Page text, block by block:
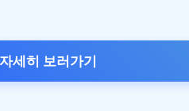
자세히 보러가기